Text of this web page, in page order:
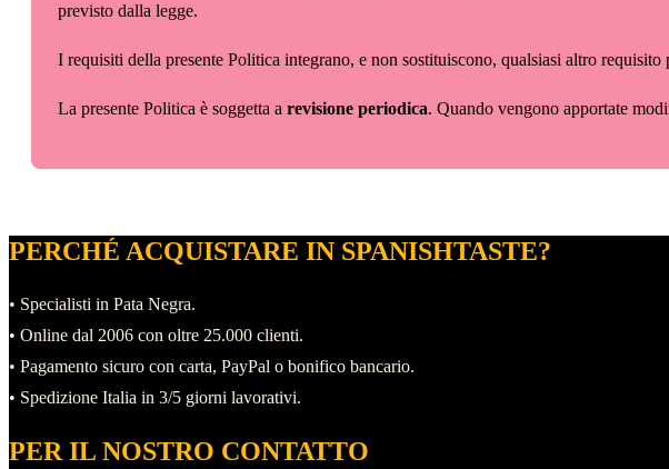
previsto dalla legge.
I requisiti della presente Politica integrano, e non sostituiscono, qualsiasi altro
La presente Politica è soggetta a revisione periodica. Quando vengono apportate
PERCHÉ ACQUISTARE IN SPANISHTASTE?
• Specialisti in Pata Negra.
• Online dal 2006 con oltre 25.000 clienti.
• Pagamento sicuro con carta, PayPal o bonifico bancario.
• Spedizione Italia in 3/5 giorni lavorativi.
PER IL NOSTRO CONTATTO